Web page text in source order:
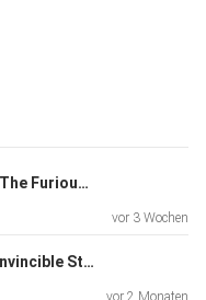
bureau13 #82 - Obsession, The Furious, Hoppers, Rose, Snack Shack, Mission Sommermärchen, Elf Helden und ein Albtraum, Das Urteil - Michael Jackson, Ingeborg Bachmann, Voicemails for Isabel
vor 3 Wochen
bureau13 #80 - Send Help, Invincible Staffel 4, Balls up, Toys that made us, Big Mistakes, Küss den Frosch, Monster Squad, Star Wars: Maul - Shadow Lord, Rooster, Dare Devil Born Again S2, Longlegs
vor 2 Monaten